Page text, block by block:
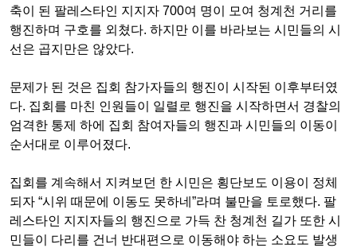
축이 된 팔레스타인 지지자 700여 명이 모여 청계천 거리를
행진하며 구호를 외쳤다. 하지만 이를 바라보는 시민들의 시
선은 곱지만은 않았다.
문제가 된 것은 집회 참가자들의 행진이 시작된 이후부터였
다. 집회를 마친 인원들이 일렬로 행진을 시작하면서 경찰의
엄격한 통제 하에 집회 참여자들의 행진과 시민들의 이동이
순서대로 이루어졌다.
집회를 계속해서 지켜보던 한 시민은 횡단보도 이용이 정체
되자 “시위 때문에 이동도 못하네 ”라며 불만을 토로했다. 팔
레스타인 지지자들의 행진으로 가득 찬 청계천 길가 또한 시
민들이 다리를 건너 반대편으로 이동해야 하는 소요도 발생